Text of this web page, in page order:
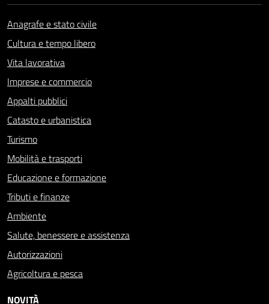
Anagrafe e stato civile
Cultura e tempo libero
Vita lavorativa
Imprese e commercio
Appalti pubblici
Catasto e urbanistica
Turismo
Mobilità e trasporti
Educazione e formazione
Tributi e finanze
Ambiente
Salute, benessere e assistenza
Autorizzazioni
Agricoltura e pesca
NOVITÀ